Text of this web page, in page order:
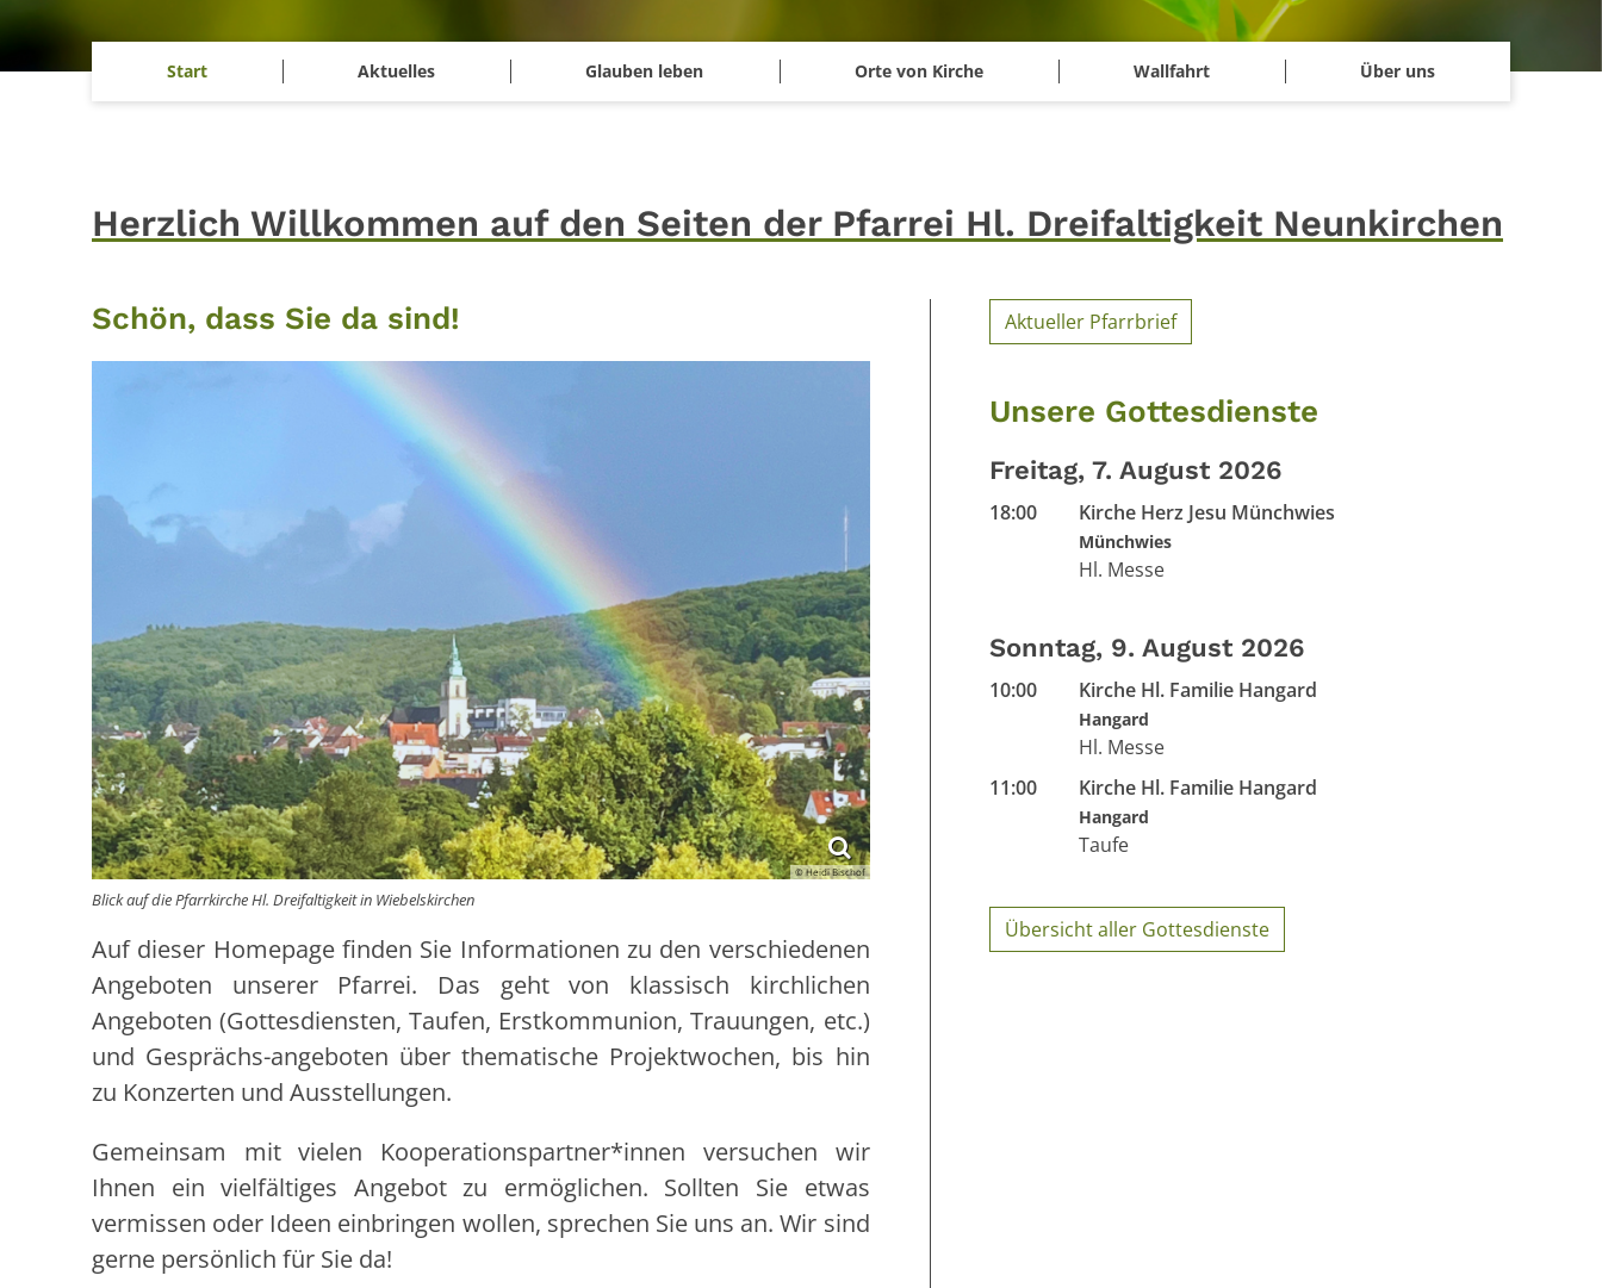
Start Aktuelles Glauben leben Orte von Kirche Wallfahrt Über uns
Herzlich Willkommen auf den Seiten der Pfarrei Hl. Dreifaltigkeit Neunkirchen
Schön, dass Sie da sind!
© Heidi Bischof
Blick auf die Pfarrkirche Hl. Dreifaltigkeit in Wiebelskirchen
Auf dieser Homepage finden Sie Informationen zu den verschiedenen
Angeboten unserer Pfarrei. Das geht von klassisch kirchlichen
Angeboten (Gottesdiensten, Taufen, Erstkommunion, Trauungen, etc.)
und Gesprächs-angeboten über thematische Projektwochen, bis hin
zu Konzerten und Ausstellungen.
Gemeinsam mit vielen Kooperationspartner*innen versuchen wir
Ihnen ein vielfältiges Angebot zu ermöglichen. Sollten Sie etwas
vermissen oder Ideen einbringen wollen, sprechen Sie uns an. Wir sind
gerne persönlich für Sie da!
Aktueller Pfarrbrief
Unsere Gottesdienste
Freitag, 7. August 2026
18:00 Kirche Herz Jesu Münchwies
Münchwies
Hl. Messe
Sonntag, 9. August 2026
10:00 Kirche Hl. Familie Hangard
Hangard
Hl. Messe
11:00
Kirche Hl. Familie Hangard
Hangard
Taufe
Übersicht aller Gottesdienste